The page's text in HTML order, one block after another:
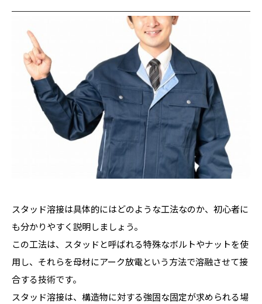
スタッド溶接は具体的にはどのような工法なのか、初心者に
も分かりやすく説明しましょう。
この工法は、スタッドと呼ばれる特殊なボルトやナットを使
用し、それらを母材にアーク放電という方法で溶融させて接
合する技術です。
スタッド溶接は、構造物に対する強固な固定が求められる場